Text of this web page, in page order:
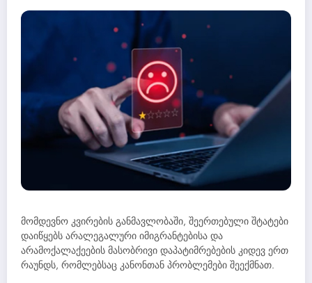
მომდევნო კვირების განმავლობაში, შეერთებული შტატები
დაიწყებს არალეგალური იმიგრანტებისა და
არამოქალაქეების მასობრივი დაპატიმრებების კიდევ ერთ
რაუნდს, რომლებსაც კანონთან პრობლემები შეექმნათ.